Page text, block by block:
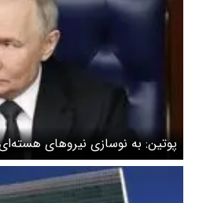
پوتین: به نوسازی نیروهای